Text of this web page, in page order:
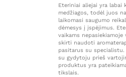
Eteriniai aliejai yra
medžiagos, todėl juos
laikomasi saugumo
dėmesys į įspėjimus.
vaikams
skirti naudoti
pasitarus su
su gydytoju prieš
produktus yra
tikslais.